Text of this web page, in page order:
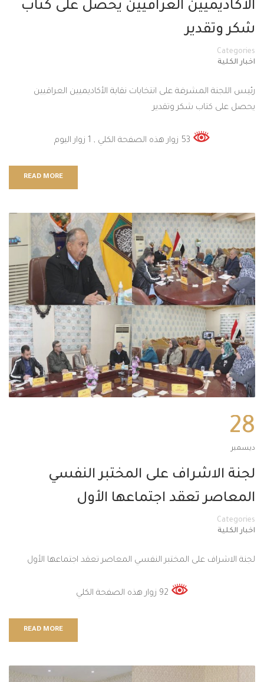
الأكاديميين العراقيين يحصل على كتاب
شكر وتقدير
Categories
اخبار الكلية
رئيس اللجنة المشرفة على انتخابات نقابة الأكاديميين العراقيين
يحصل على كتاب شكر وتقدير
, 1 زوار اليوم
READ MORE
28
ديسمبر
لجنة الاشراف على المختبر النفسي
المعاصر تعقد اجتماعها الأول
Categories
اخبار الكلية
لجنة الاشراف على المختبر النفسي المعاصر تعقد اجتماعها الأول
READ MORE